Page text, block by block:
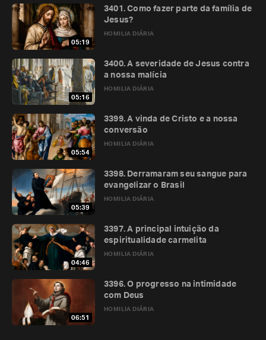
05:19
HOMILIA DIÁRIA
3401. Como fazer parte da família de
Jesus?
05:16
HOMILIA DIÁRIA
3400. A severidade de Jesus contra
a nossa malícia
05:54
HOMILIA DIÁRIA
3399. A vinda de Cristo e a nossa
conversão
05:39
HOMILIA DIÁRIA
3398. Derramaram seu sangue para
evangelizar o Brasil
04:46
HOMILIA DIÁRIA
3397. A principal intuição da
espiritualidade carmelita
06:51
HOMILIA DIÁRIA
3396. O progresso na intimidade
com Deus